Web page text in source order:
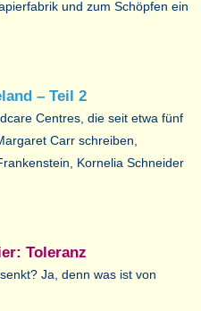
und zum Schöpfen ein
– Teil 2
Centres, die seit etwa fünf
Carr schreiben,
Kornelia Schneider
Toleranz
Ja, denn was ist von